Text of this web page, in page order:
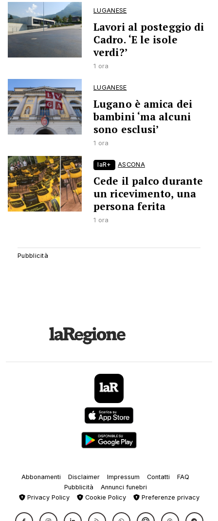
LUGANESE
Lavori al posteggio di
Cadro. ‘E le isole
verdi?’
1 ora
LUGANESE
Lugano è amica dei
bambini ‘ma alcuni
sono esclusi’
1 ora
laR+ ASCONA
Cede il palco durante
un ricevimento, una
persona ferita
1 ora
Abbonamenti Disclaimer Impressum Contatti
FAQ
Pubblicità
Annunci funebri
Privacy Policy
Cookie Policy Preferenze privacy